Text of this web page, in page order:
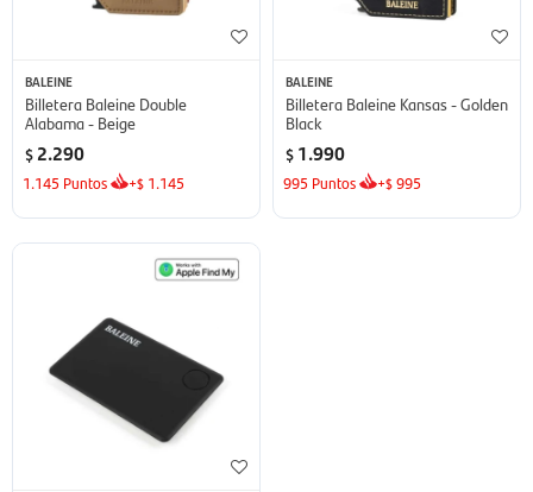
BALEINE
Billetera Baleine Double
Alabama - Beige
$ 2.290
1.145 Puntos +$ 1.145
BALEINE
Billetera Baleine Kansas - Golden
Black
$ 1.990
995 Puntos +$995